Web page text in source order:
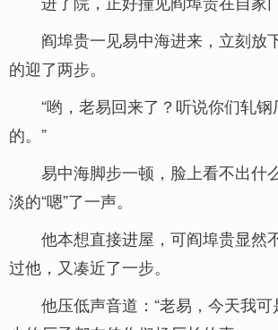
阎埠贵一见易中海进来，立刻放
的迎了两步。
“哟，老易回来了？听说你们轧
的。”
易中海脚步一顿，脸上看不出什
淡的“嗯”了一声。
他本想直接进屋，可阎埠贵显然
过他，又凑近了一步。
他压低声音道：“老易，今天我